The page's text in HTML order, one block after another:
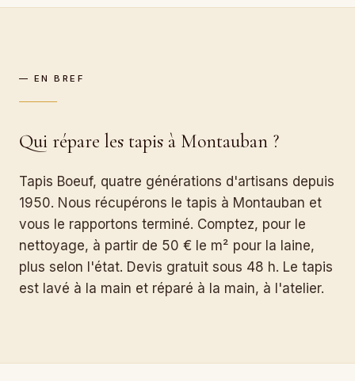
— EN BREF
Qui répare les tapis à Montauban ?
Tapis Boeuf, quatre générations d'artisans depuis
1950. Nous récupérons le tapis à Montauban et
vous le rapportons terminé. Comptez, pour le
nettoyage, à partir de 50 € le m² pour la laine,
plus selon l'état. Devis gratuit sous 48 h. Le tapis
est lavé à la main et réparé à la main, à l'atelier.